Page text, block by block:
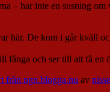
– har inte en susning om
här. De kom i går kväll
fånga och ser till att få en
från ngn.blogga.nu av nisse